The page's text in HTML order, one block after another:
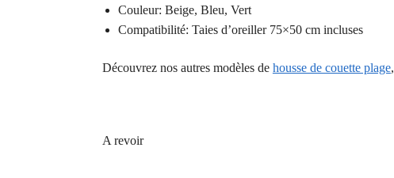
Couleur: Beige, Bleu, Vert
Compatibilité: Taies d’oreiller 75×50 cm incluses
Découvrez nos autres modèles de housse de couette plage,
A revoir